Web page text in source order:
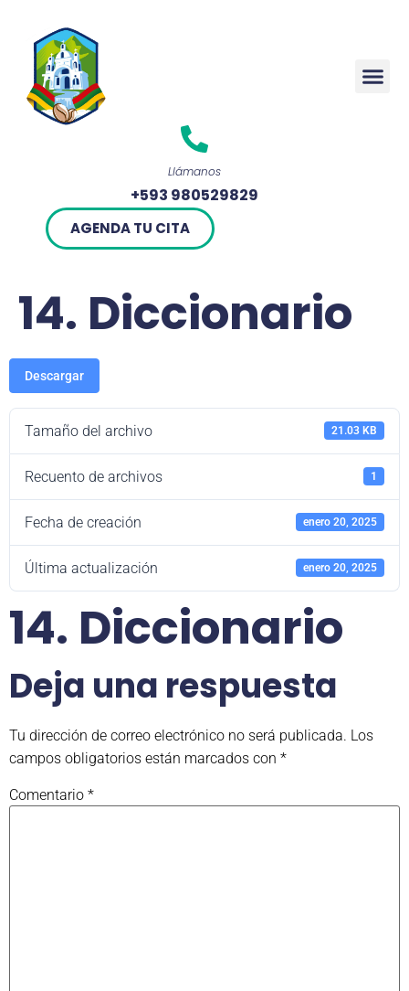
Llámanos
+593 980529829
AGENDA TU CITA
14. Diccionario
Descargar
Tamaño del archivo 21.03 KB
Recuento de archivos 1
Fecha de creación enero 20, 2025
Última actualización enero 20, 2025
14. Diccionario
Deja una respuesta
Tu dirección de correo electrónico no será publicada. Los
campos obligatorios están marcados con *
Comentario *